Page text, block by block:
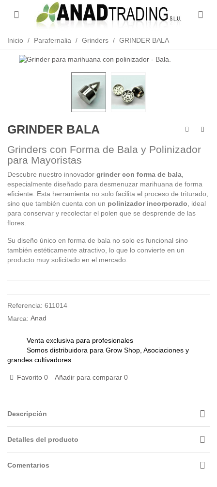
Inicio / Parafernalia / Grinders / GRINDER BALA
GRINDER BALA
Grinders con Forma de Bala y Polinizador
para Mayoristas
Descubre nuestro innovador grinder con forma de bala
especialmente diseñado para desmenuzar marihuana de forma
eficiente. Esta herramienta no solo facilita el proceso de triturado,
sino que también cuenta con un polinizador incorporado , ideal
para conservar y recolectar el polen que se desprende de las
flores.
Su diseño único en forma de bala no solo es funcional sino
también estéticamente atractivo, lo que lo convierte en un
producto muy solicitado en el mercado.
Referencia: 611014
Marca: Anad
Venta exclusiva para profesionales
Somos distribuidora para Grow Shop, Asociaciones y
grandes cultivadores
Favorito 0 Añadir para comparar 0
Descripción
Detalles del producto
Comentarios